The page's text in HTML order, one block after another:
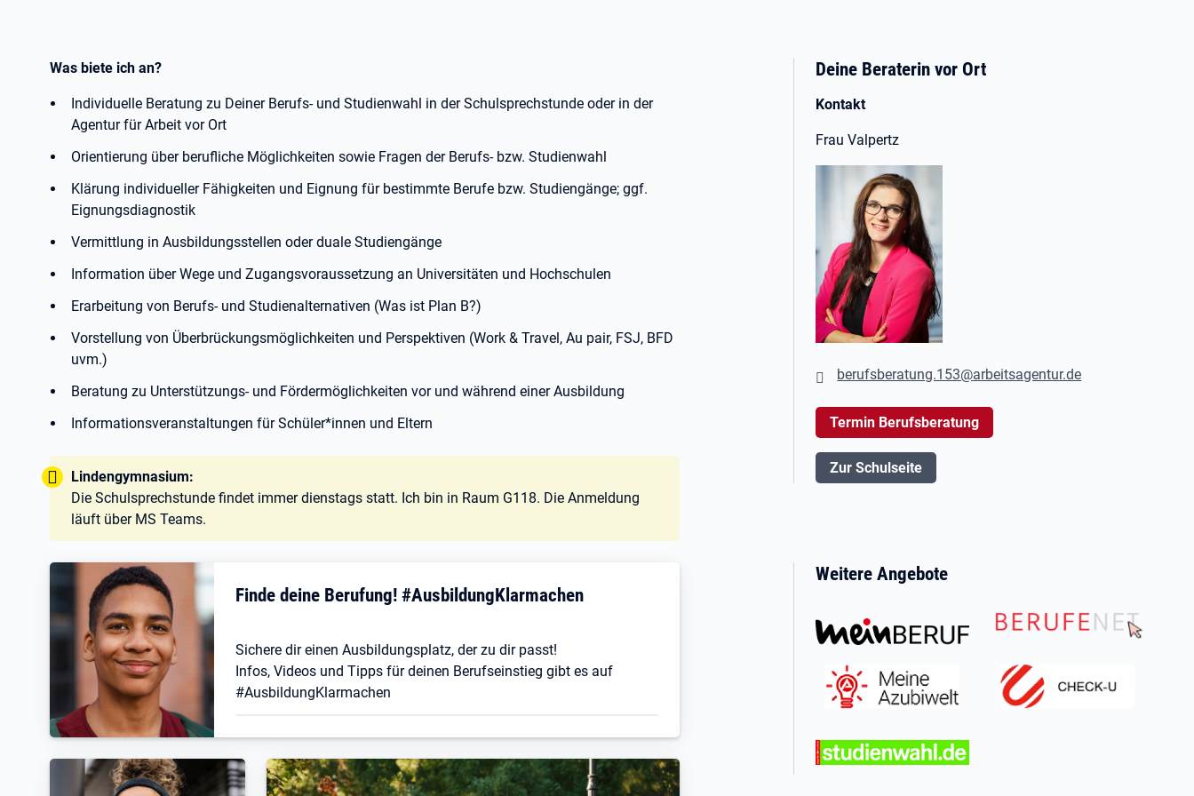
Was biete ich an?
Individuelle Beratung zu Deiner Berufs- und Studienwahl in der Schulsprechstunde oder in der
Agentur für Arbeit vor Ort
Orientierung über berufliche Möglichkeiten sowie Fragen der Berufs- bzw. Studienwahl
Klärung individueller Fähigkeiten und Eignung für bestimmte Berufe bzw. Studiengänge; ggf.
Eignungsdiagnostik
Vermittlung in Ausbildungsstellen oder duale Studiengänge
Information über Wege und Zugangsvoraussetzung an Universitäten und Hochschulen
Erarbeitung von Berufs- und Studienalternativen (Was ist Plan B?)
Vorstellung von Überbrückungsmöglichkeiten und Perspektiven (Work & Travel, Au pair, FSJ, BFD
uvm.)
Beratung zu Unterstützungs- und Fördermöglichkeiten vor und während einer Ausbildung
Informationsveranstaltungen für Schüler*innen und Eltern
Tipp:
Lindengymnasium:
Die Schulsprechstunde findet immer dienstags statt. Ich bin in Raum G118. Die Anmeldung
läuft über MS Teams.
Deine Beraterin vor Ort
Kontakt
Frau Valpertz
berufsberatung.153@arbeitsagentur.de
Termin Berufsberatung
Zur Schulseite
Finde deine Berufung! #AusbildungKlarmachen
Sichere dir einen Ausbildungsplatz, der zu dir passt!
Infos, Videos und Tipps für deinen Berufseinstieg gibt es auf
#AusbildungKlarmachen
Weitere Angebote